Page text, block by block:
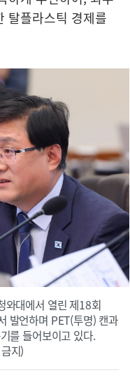
탈플라스틱 경제를
와대에서 열린 제18회
발언하며 PET(투명) 캔과
를 들어보이고 있다.
지)